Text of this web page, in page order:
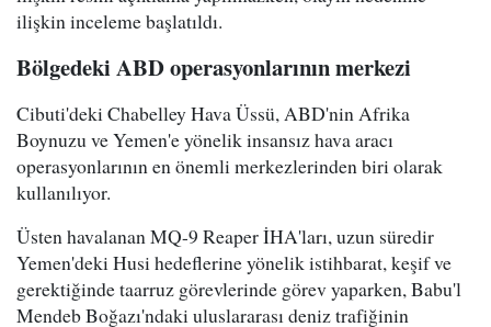
ilişkin inceleme başlatıldı.
Bölgedeki ABD operasyonlarının merkezi
Cibuti'deki Chabelley Hava Üssü, ABD'nin Afrika
Boynuzu ve Yemen'e yönelik insansız hava aracı
operasyonlarının en önemli merkezlerinden biri olarak
kullanılıyor.
Üsten havalanan MQ-9 Reaper İHA'ları, uzun süredir
Yemen'deki Husi hedeflerine yönelik istihbarat, keşif ve
gerektiğinde taarruz görevlerinde görev yaparken, Babu'l
Mendeb Boğazı'ndaki uluslararası deniz trafiğinin